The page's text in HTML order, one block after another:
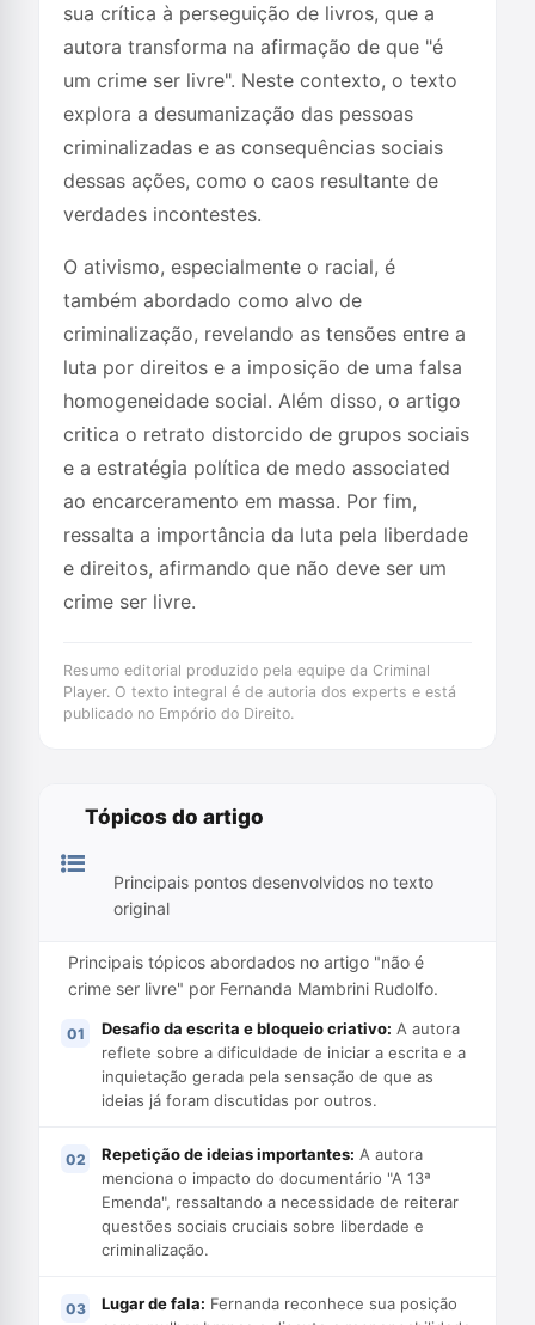
sua crítica à perseguição de livros, que a
autora transforma na afirmação de que "é
um crime ser livre". Neste contexto, o texto
explora a desumanização das pessoas
criminalizadas e as consequências sociais
dessas ações, como o caos resultante de
verdades incontestes.
O ativismo, especialmente o racial, é
também abordado como alvo de
criminalização, revelando as tensões entre a
luta por direitos e a imposição de uma falsa
homogeneidade social. Além disso, o artigo
critica o retrato distorcido de grupos sociais
e a estratégia política de medo associated
ao encarceramento em massa. Por fim,
ressalta a importância da luta pela liberdade
e direitos, afirmando que não deve ser um
crime ser livre.
Resumo editorial produzido pela equipe da Criminal
Player. O texto integral é de autoria dos experts e está
publicado no Empório do Direito.
Tópicos do artigo
Principais pontos desenvolvidos no texto
original
Principais tópicos abordados no artigo "não é
crime ser livre" por Fernanda Mambrini Rudolfo.
Desafio da escrita e bloqueio criativo: A autora
reflete sobre a dificuldade de iniciar a escrita e a
inquietação gerada pela sensação de que as
ideias já foram discutidas por outros.
Repetição de ideias importantes: A autora
menciona o impacto do documentário "A 13ª
Emenda", ressaltando a necessidade de reiterar
questões sociais cruciais sobre liberdade e
criminalização.
Lugar de fala: Fernanda reconhece sua posição